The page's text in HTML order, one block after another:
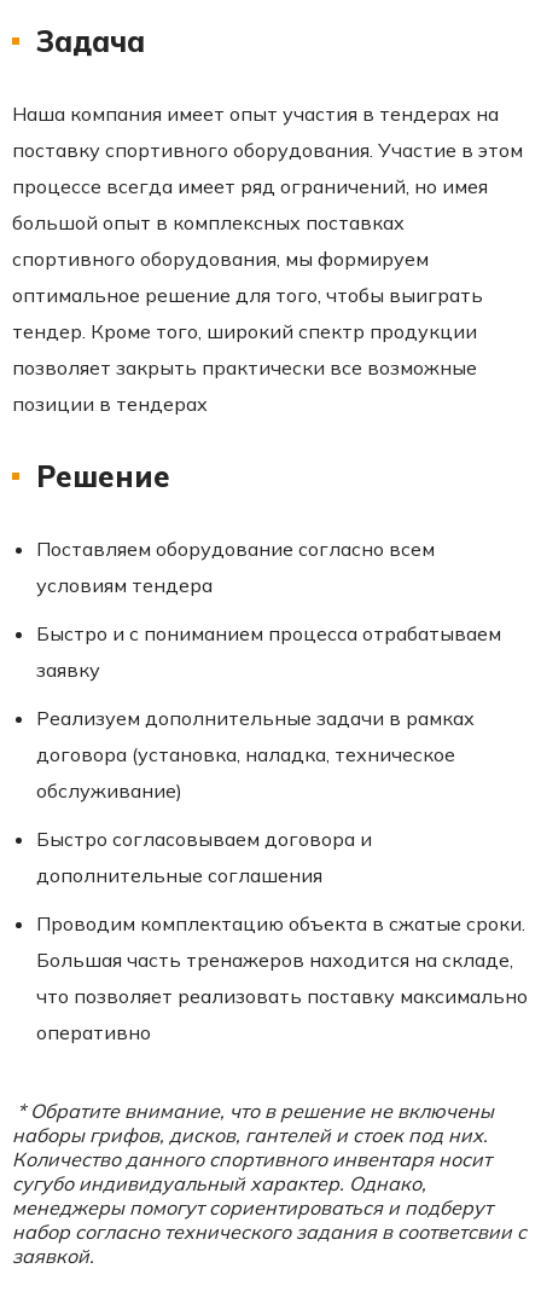
Задача
Наша компания имеет опыт участия в тендерах на
поставку спортивного оборудования. Участие в этом
процессе всегда имеет ряд ограничений, но имея
большой опыт в комплексных поставках
спортивного оборудования, мы формируем
оптимальное решение для того, чтобы выиграть
тендер. Кроме того, широкий спектр продукции
позволяет закрыть практически все возможные
позиции в тендерах
Решение
Поставляем оборудование согласно всем
условиям тендера
Быстро и с пониманием процесса отрабатываем
заявку
Реализуем дополнительные задачи в рамках
договора (установка, наладка, техническое
обслуживание)
Быстро согласовываем договора и
дополнительные соглашения
Проводим комплектацию объекта в сжатые сроки.
Большая часть тренажеров находится на складе,
что позволяет реализовать поставку максимально
оперативно
* Обратите внимание, что в решение не включены
наборы грифов, дисков, гантелей и стоек под них.
Количество данного спортивного инвентаря носит
сугубо индивидуальный характер. Однако,
менеджеры помогут сориентироваться и подберут
набор согласно технического задания в соответсвии с
заявкой.